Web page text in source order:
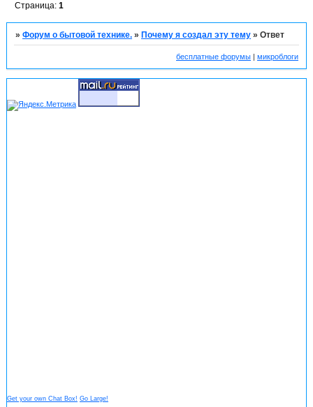
Страница:1
»Форум о бытовой технике. »Почему я создал эту тему »Ответ
бесплатные форумы |микроблоги
Get your own Chat Box! Go Large!